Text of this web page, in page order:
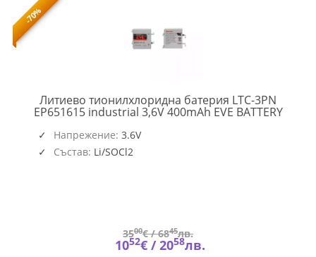
-70%
Литиево тионилхлоридна батерия LTC-3PN
EP651615 industrial 3,6V 400mAh EVE BATTERYEVE-
Напрежение: 3.6V
Състав: Li/SOCl2
3500€ /6845лв.
1052€ /2058лв.